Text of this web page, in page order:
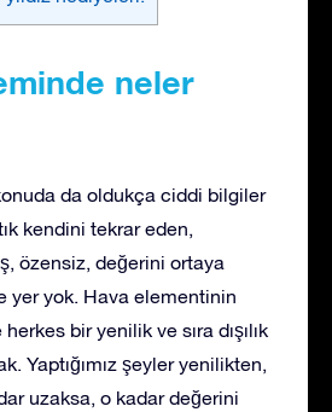
neler
da oldukça ciddi bilgiler
kendini tekrar eden,
özensiz, değerini ortaya
yer yok. Hava elementinin
bir yenilik ve sıra dışılık
Yaptığımız şeyler yenilikten,
uzaksa, o kadar değerini